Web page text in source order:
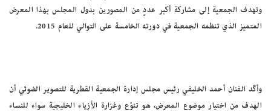
وتهدف الجمعية إلى مشاركة أكبر عددٍ من المصورين بدول المجلس بهذا المعرض
المتميز الذي تنظمه الجمعية في دورته الخامسة على التوالي للعام 2015.
وأكّد الفنان أحمد الخليفي رئيس مجلس إدارة الجمعية القطرية للتصوير الضوئي أن
الهدف من اختيار موضوع المعرض، هو تنوّع وغزارة الأزياء الخليجية سواء للنساء